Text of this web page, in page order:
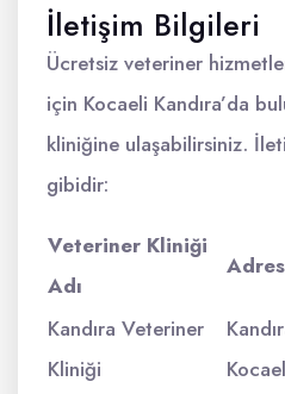
İletişim Bilgileri
Ücretsiz veteriner
için Kocaeli Kandıra’da
kliniğine ulaşabilirsiniz.
gibidir:
Veteriner Kliniği
Adı
Adres
Kandıra Veteriner
Kliniği